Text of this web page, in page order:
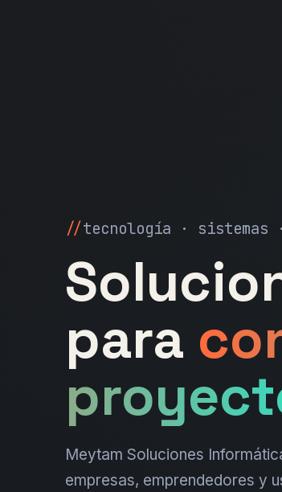
tecnología · sistemas
para
Meytam Soluciones
empresas, emprendedores y